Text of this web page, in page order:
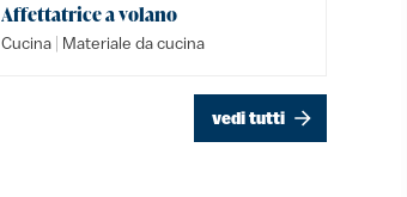
Affettatrice a volano
Cucina | Materiale da cucina
vedi tutti